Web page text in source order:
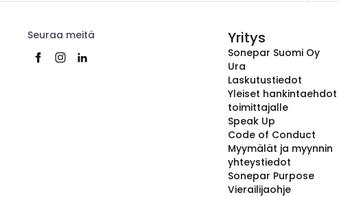
Seuraa meitä Yritys
Sonepar Suomi Oy
Ura
Laskutustiedot
Yleiset hankintaehdot
toimittajalle
Speak Up
Code of Conduct
Myymälät ja myynnin
yhteystiedot
Sonepar Purpose
Vierailijaohje